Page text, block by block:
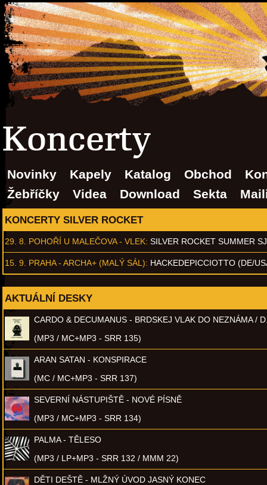
Koncerty
Novinky Kapely Katalog Obchod
Žebříčky
Videa Download Sekta
KONCERTY SILVER ROCKET
29. 8. POHOŘÍ U MALEČOVA - VLEK: SILVER ROCKET SUMMER
15. 9. PRAHA - ARCHA+ (MALÝ SÁL): HACKEDEPICCIOTTO (DE/
AKTUÁLNÍ DESKY
CARDO & DECUMANUS - BRDSKEJ VLAK DO NEZNÁMA /
(MP3 / MC+MP3 - SRR 135)
ARAN SATAN - KONSPIRACE
(MC / MC+MP3 - SRR 137)
SEVERNÍ NÁSTUPIŠTĚ - NOVÉ PÍSNĚ
(MP3 / MC+MP3 - SRR 134)
PALMA - TĚLESO
(MP3 / LP+MP3 - SRR 132 / MMM 22)
DĚTI DEŠTĚ - MLŽNÝ ÚVOD JASNÝ KONEC